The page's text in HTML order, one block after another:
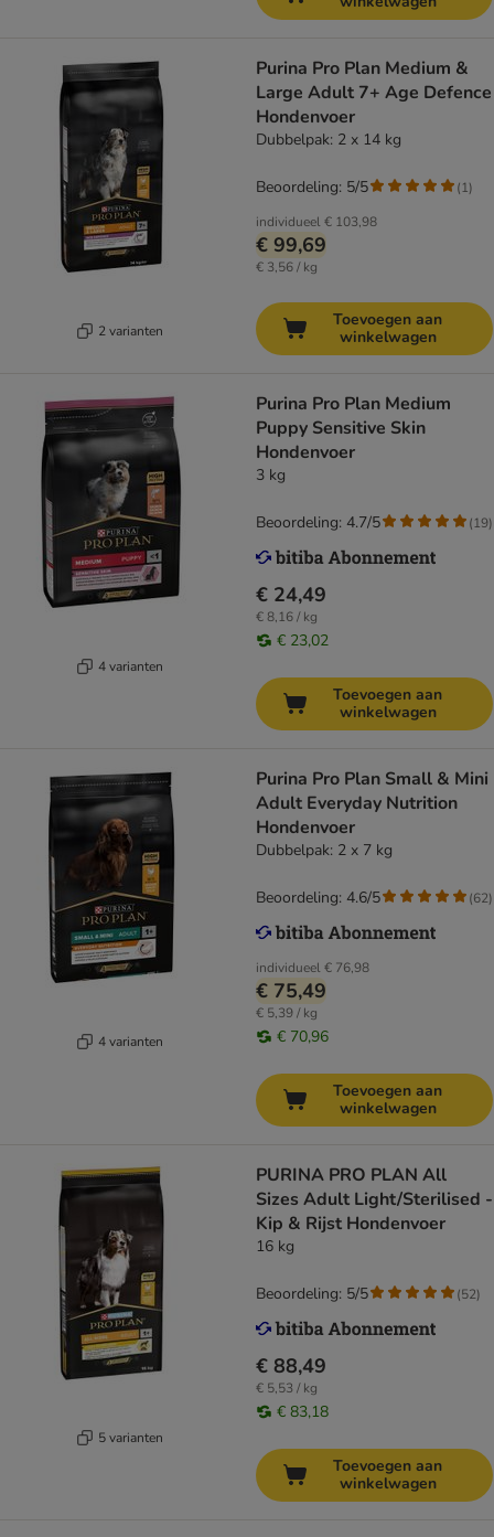
2 varianten
Purina Pro Plan Medium &
Large Adult 7+ Age Defence
Hondenvoer
Dubbelpak: 2 x 14 kg
individueel€ 103,98
€ 99,69
€ 3,56 / kg
Beoordeling: 5/5 (1)
Toevoegen aan
winkelwagen
4 varianten
Purina Pro Plan Medium
Puppy Sensitive Skin
Hondenvoer
3 kg
€ 24,49
€ 8,16 / kg
€ 23,02
Beoordeling: 4.7/5 (19)
Toevoegen aan
winkelwagen
4 varianten
Purina Pro Plan Small & Mini
Adult Everyday Nutrition
Hondenvoer
Dubbelpak: 2 x 7 kg
individueel€ 76,98
€ 75,49
€ 5,39 / kg
€ 70,96
Beoordeling: 4.6/5 (62)
Toevoegen aan
winkelwagen
5 varianten
PURINA PRO PLAN All
Sizes Adult Light/Sterilised -
Kip & Rijst Hondenvoer
16 kg
€ 88,49
€ 5,53 / kg
€ 83,18
Beoordeling: 5/5 (52)
Toevoegen aan
winkelwagen